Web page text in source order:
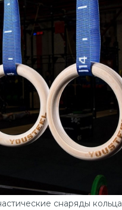
снаряды кольца